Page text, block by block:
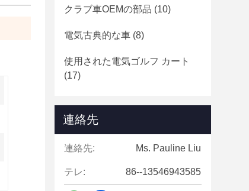
クラブ車OEMの部品 (10)
電気古典的な車 (8)
使用された電気ゴルフ カート
(17)
連絡先
連絡先: Ms. Pauline Liu
テレ: 86--13546943585